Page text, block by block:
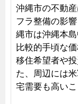
沖縄市の不動
フラ整備の影
縄市は沖縄本
比較的手頃な
移住希望者や
た、周辺には
宅需要も高い